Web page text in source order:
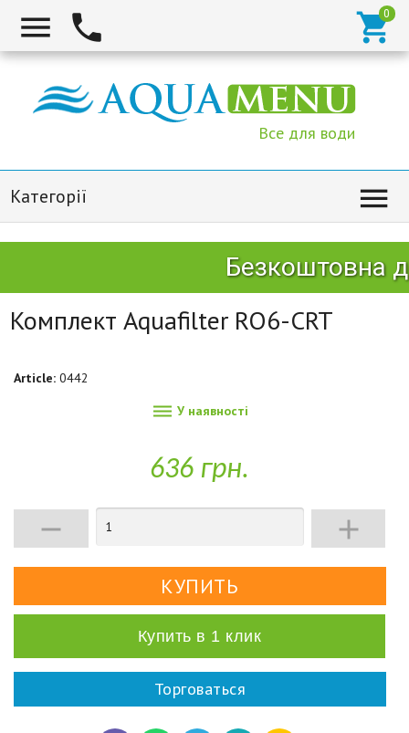
  
Все для води
Категорії 
Безкоштовна
Комплект Aquafilter RO6-CRT
Article: 0442
 У наявності
636 грн.
 
Купить в 1 клик
Торговаться